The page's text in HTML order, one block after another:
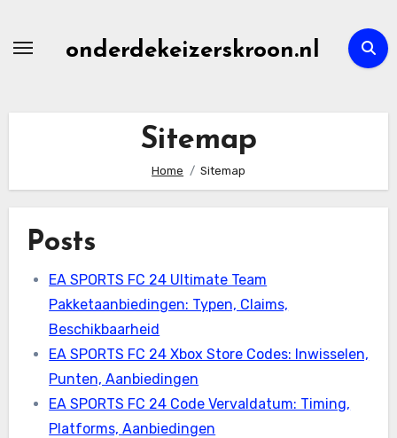
onderdekeizerskroon.nl
Sitemap
Home Sitemap
Posts
EA SPORTS FC 24 Ultimate Team
Pakketaanbiedingen: Typen, Claims,
Beschikbaarheid
EA SPORTS FC 24 Xbox Store Codes: Inwisselen,
Punten, Aanbiedingen
EA SPORTS FC 24 Code Vervaldatum: Timing,
Platforms, Aanbiedingen